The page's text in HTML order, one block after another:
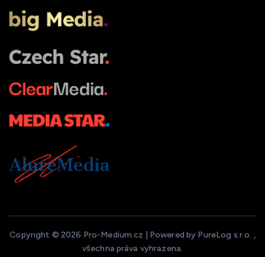
Copyright © 2026 Pro-Medium.cz | Powered by PureLog s.r.o. ,
všechna práva vyhrazena.